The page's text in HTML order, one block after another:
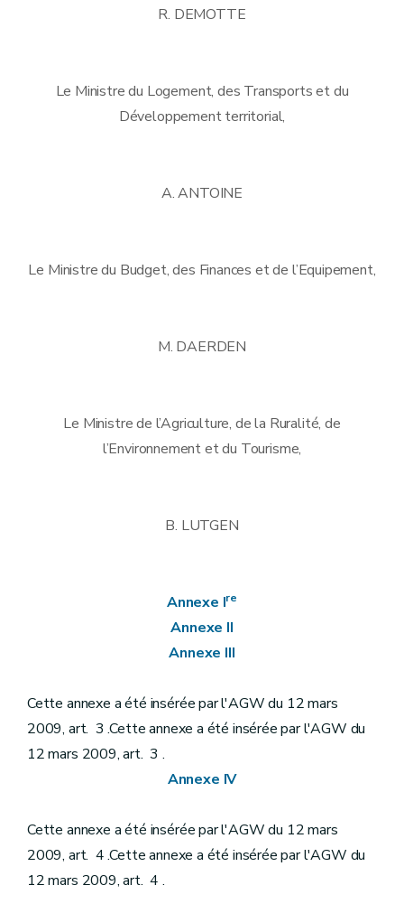
R. DEMOTTE
Le Ministre du Logement, des Transports et du
Développement territorial,
A. ANTOINE
Le Ministre du Budget, des Finances et de l’Equipement,
M. DAERDEN
Le Ministre de l’Agriculture, de la Ruralité, de
l’Environnement et du Tourisme,
B. LUTGEN
Annexe Ire
Annexe II
Annexe III
Cette annexe a été insérée par l'AGW du 12 mars
2009, art. 3 .Cette annexe a été insérée par l'AGW du
12 mars 2009, art. 3 .
Annexe IV
Cette annexe a été insérée par l'AGW du 12 mars
2009, art. 4 .Cette annexe a été insérée par l'AGW du
12 mars 2009, art. 4 .